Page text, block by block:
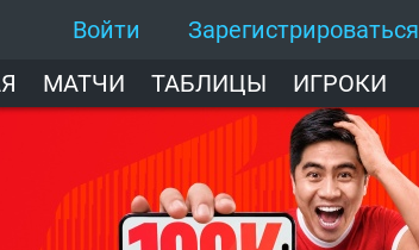
Войти
Зарегистрироваться
МАТЧИ ТАБЛИЦЫ ИГРОКИ